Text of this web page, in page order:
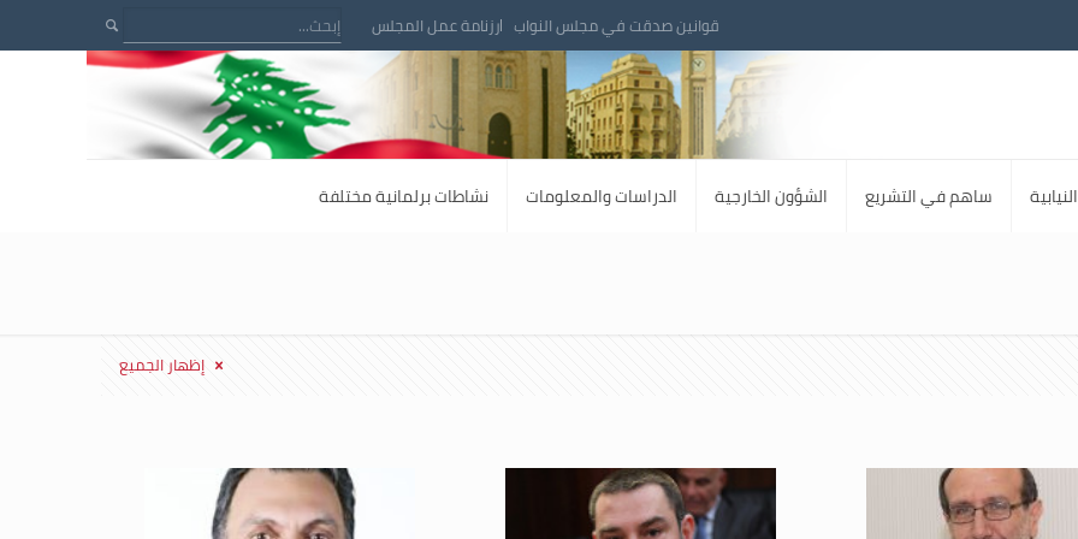
قوانين صدقت في مجلس النواب رزنامة عمل المجلس
ساهم في التشريع الشؤون الخارجية الدراسات والمعلومات نشاطات برلمانية مختلفة
إظهار الجميع